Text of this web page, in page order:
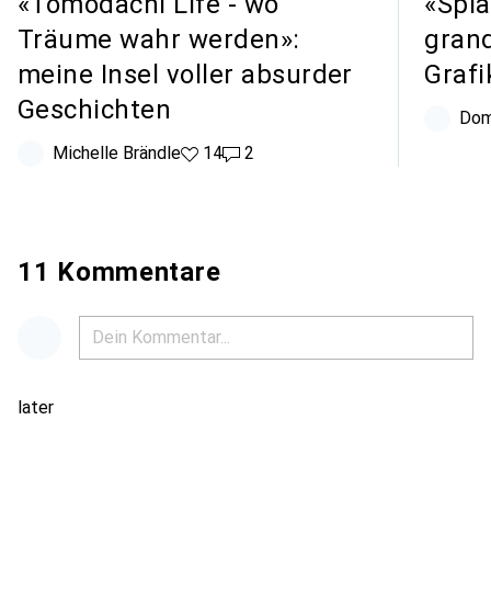
Träume wahr werden»:
meine Insel voller absurder
Geschichten
Michelle Brändle14 Likes
142 Kommentare
2
11 Kommentare
later